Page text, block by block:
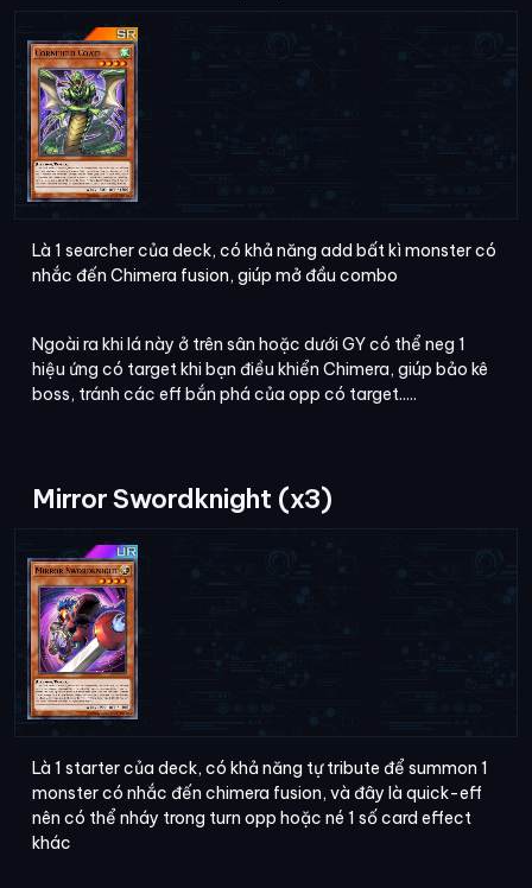
Là 1 searcher của deck, có khả năng add bất kì monster có
nhắc đến Chimera fusion, giúp mở đầu combo
Ngoài ra khi lá này ở trên sân hoặc dưới GY có thể neg 1
hiệu ứng có target khi bạn điều khiển Chimera, giúp bảo kê
boss, tránh các eff bắn phá của opp có target.....
Mirror Swordknight (x3)
Là 1 starter của deck, có khả năng tự tribute để summon 1
monster có nhắc đến chimera fusion, và đây là quick-eff
nên có thể nháy trong turn opp hoặc né 1 số card effect
khác